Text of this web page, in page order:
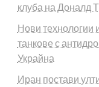
клуба на Доналд
Нови технологии
танкове с
Украйна
Иран постави